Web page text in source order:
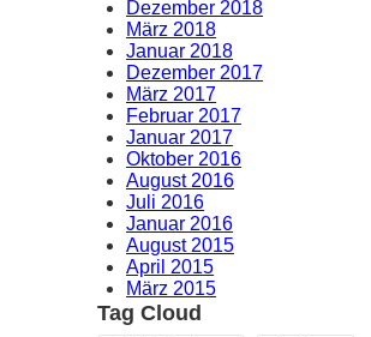
Dezember 2018
März 2018
Januar 2018
Dezember 2017
März 2017
Februar 2017
Januar 2017
Oktober 2016
August 2016
Juli 2016
Januar 2016
August 2015
April 2015
März 2015
Tag Cloud